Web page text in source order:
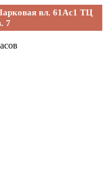
вл. 61Ас1 ТЦ
7